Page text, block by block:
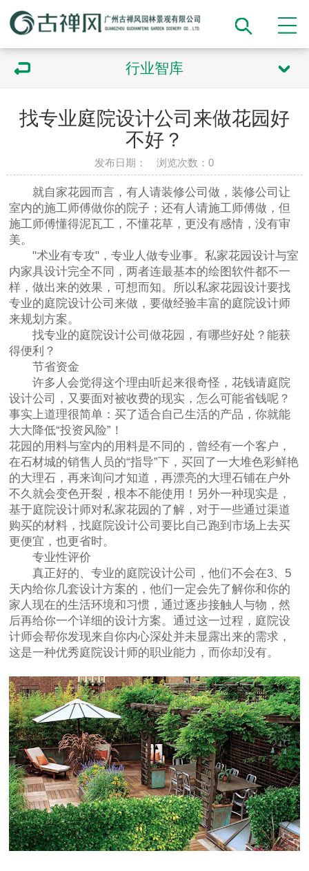
行业智库
找专业庭院设计公司来做花园好
不好？
发布日期： 浏览次数：0
就自家花园而言，有人请装修公司做，装修公司让
室内的施工师傅做你的院子；还有人请施工师傅做，但
施工师傅懂得泥瓦工，不懂花草，更没有感情，没有审
美。
"术业有专攻"，专业人做专业事。私家花园设计与室
内家具设计完全不同，两者连最基本的绘图软件都不一
样，做出来的效果，可想而知。所以私家花园设计要找
专业的庭院设计公司来做，要做经验丰富的庭院设计师
来规划方案。
找专业的庭院设计公司做花园，有哪些好处？能获
得便利？
节省资金
许多人会觉得这个理由听起来很奇怪，花钱请庭院
设计公司，又要面对被收费的现实，怎么可能省钱呢？
事实上道理很简单：买了适合自己生活的产品，你就能
大大降低“投资风险”！
花园的用料与室内的用料是不同的，曾经有一个客户，
在石材城的销售人员的“指导”下，买回了一大堆色彩鲜艳
的大理石，再来询问才知道，再漂亮的大理石铺在户外
不久就会变色开裂，根本不能使用！另外一种现实是，
基于庭院设计师对私家花园的了解，对于一些通过渠道
购买的材料，找庭院设计公司要比自己跑到市场上去买
更便宜，也更省时。
专业性评价
真正好的、专业的庭院设计公司，他们不会在3、5
天内给你几套设计方案的，他们一定会先了解你和你的
家人现在的生活环境和习惯，通过逐步接触人与物，然
后再给你一个详细的设计方案。通过这一过程，庭院设
计师会帮你发现来自你内心深处并未显露出来的需求，
这是一种优秀庭院设计师的职业能力，而你却没有。